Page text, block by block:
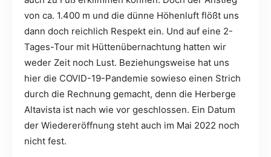
von ca. 1.400 m und die dünne Höhenluft flößt uns
dann doch reichlich Respekt ein. Und auf eine 2-
Tages-Tour mit Hüttenübernachtung hatten wir
weder Zeit noch Lust. Beziehungsweise hat uns
hier die COVID-19-Pandemie sowieso einen Strich
durch die Rechnung gemacht, denn die Herberge
Altavista ist nach wie vor geschlossen. Ein Datum
der Wiedereröffnung steht auch im Mai 2022 noch
nicht fest.